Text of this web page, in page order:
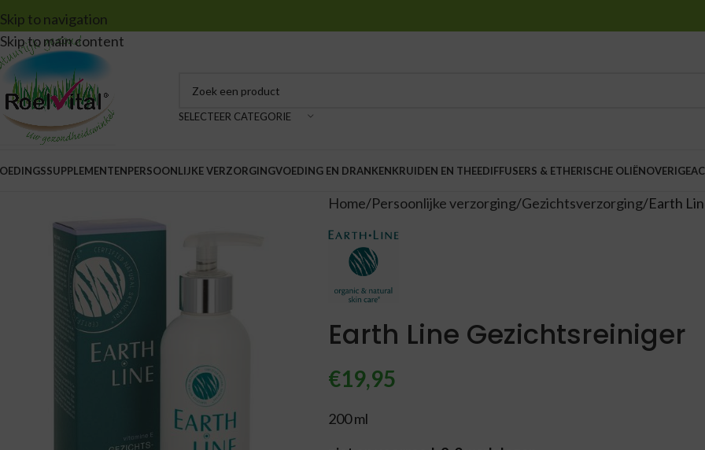
Skip to navigation
Skip to main content
SELECTEER CATEGORIE
PERSOONLIJKE VERZORGINGVOEDING EN DRANKENKRUIDEN EN THEEDIFFUSERS & ETHERISCHE OLIËNOVERIGE
Home Persoonlijke verzorging Gezichtsverzorging Earth
Earth Line Gezichtsreiniger
€19,95
200 ml